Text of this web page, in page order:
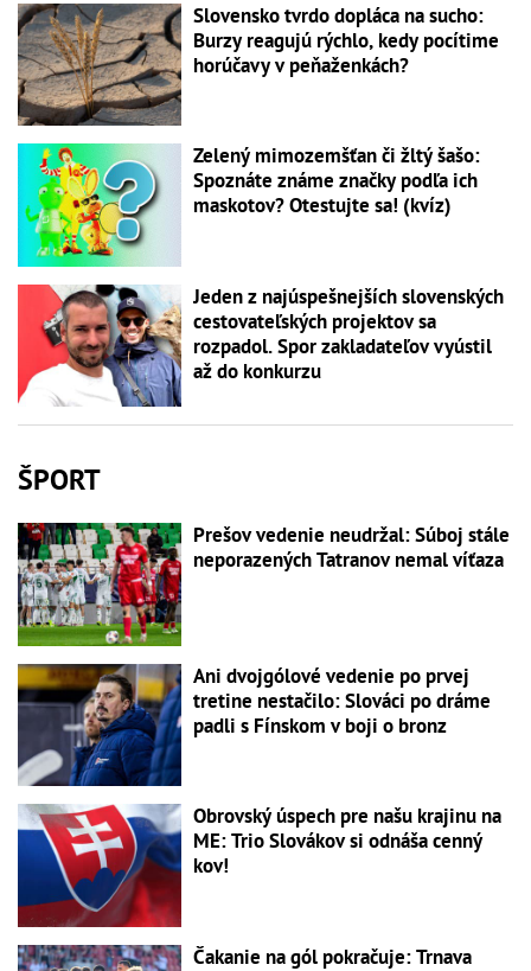
Slovensko tvrdo dopláca na sucho:
Burzy reagujú rýchlo, kedy pocítime
horúčavy v peňaženkách?
Zelený mimozemšťan či žltý šašo:
Spoznáte známe značky podľa ich
maskotov? Otestujte sa! (kvíz)
Jeden z najúspešnejších slovenských
cestovateľských projektov sa
rozpadol. Spor zakladateľov vyústil
až do konkurzu
ŠPORT
Prešov vedenie neudržal: Súboj stále
neporazených Tatranov nemal víťaza
Ani dvojgólové vedenie po prvej
tretine nestačilo: Slováci po dráme
padli s Fínskom v boji o bronz
Obrovský úspech pre našu krajinu na
ME: Trio Slovákov si odnáša cenný
kov!
Čakanie na gól pokračuje: Trnava